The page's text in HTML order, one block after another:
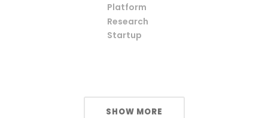
Platform
Research
Startup
SHOW MORE